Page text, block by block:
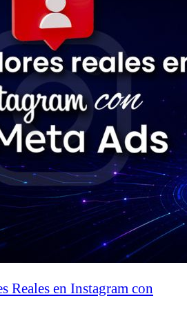
Reales en Instagram con